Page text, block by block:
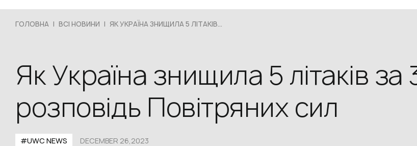
ГОЛОВНА | ВСІ НОВИНИ | ЯК УКРАЇНА ЗНИЩИЛА 5 ЛІТАКІВ...
Як Україна знищила 5 літаків за
розповідь Повітряних сил
#UWС NEWS DECEMBER 26,2023